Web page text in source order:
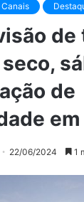
Canais
de
de
em
22/06/2024 1